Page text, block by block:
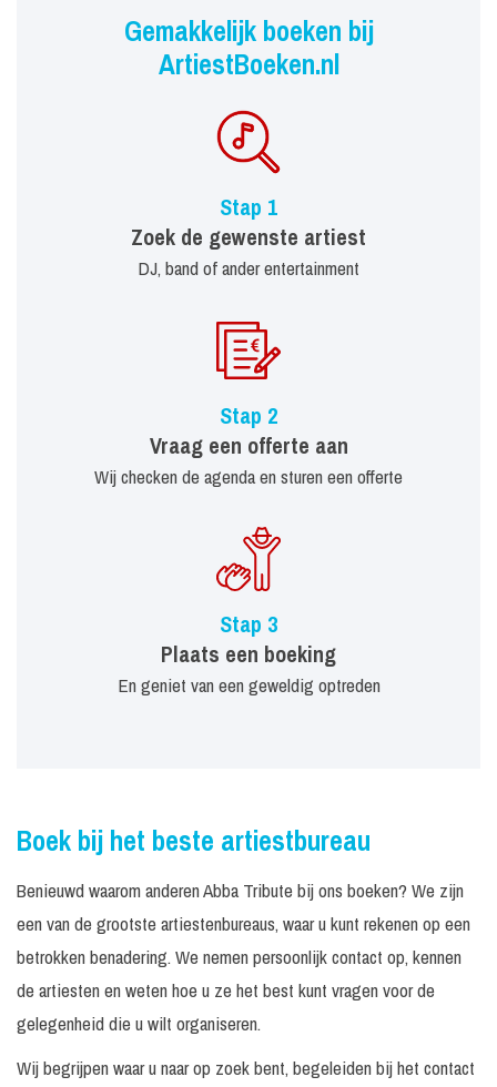
Gemakkelijk boeken bij
ArtiestBoeken.nl
Stap 1
Zoek de gewenste artiest
DJ, band of ander entertainment
Stap 2
Vraag een offerte aan
Wij checken de agenda en sturen een offerte
Stap 3
Plaats een boeking
En geniet van een geweldig optreden
Boek bij het beste artiestbureau
Benieuwd waarom anderen Abba Tribute bij ons boeken? We zijn
een van de grootste artiestenbureaus, waar u kunt rekenen op een
betrokken benadering. We nemen persoonlijk contact op, kennen
de artiesten en weten hoe u ze het best kunt vragen voor de
gelegenheid die u wilt organiseren.
Wij begrijpen waar u naar op zoek bent, begeleiden bij het contact